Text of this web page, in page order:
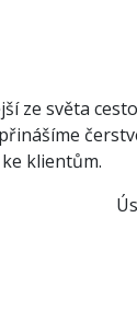
ze světa
klientům.